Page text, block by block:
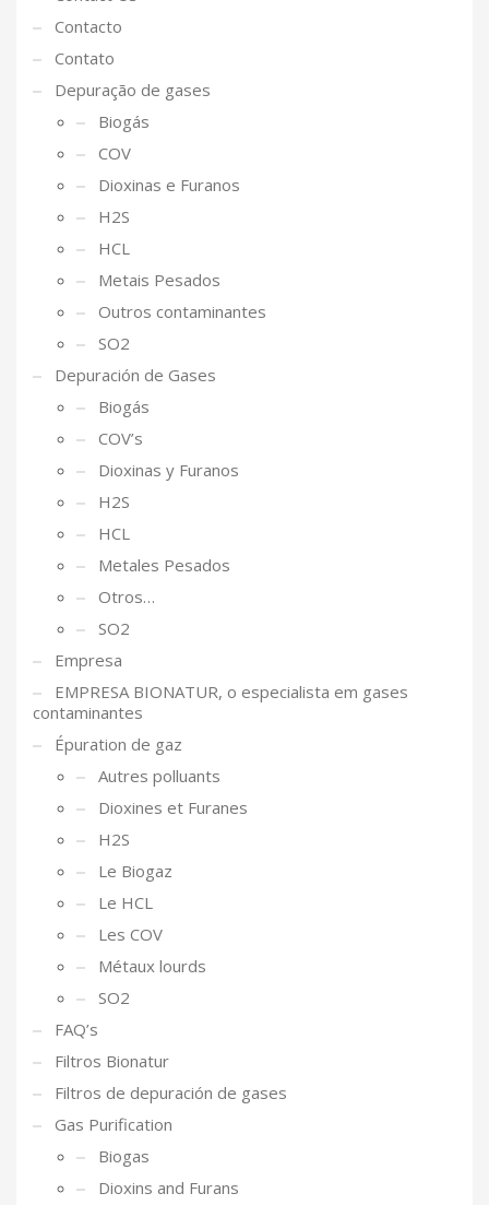
Contacto
Contato
Depuração de gases
Biogás
COV
Dioxinas e Furanos
H2S
HCL
Metais Pesados
Outros contaminantes
SO2
Depuración de Gases
Biogás
COV’s
Dioxinas y Furanos
H2S
HCL
Metales Pesados
Otros…
SO2
Empresa
EMPRESA BIONATUR, o especialista em gases
contaminantes
Épuration de gaz
Autres polluants
Dioxines et Furanes
H2S
Le Biogaz
Le HCL
Les COV
Métaux lourds
SO2
FAQ’s
Filtros Bionatur
Filtros de depuración de gases
Gas Purification
Biogas
Dioxins and Furans